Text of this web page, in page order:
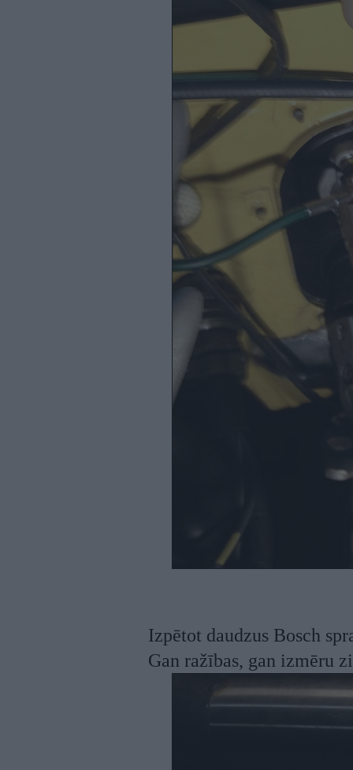
Izpētot daudzus Bosch
Gan ražības, gan izmēru